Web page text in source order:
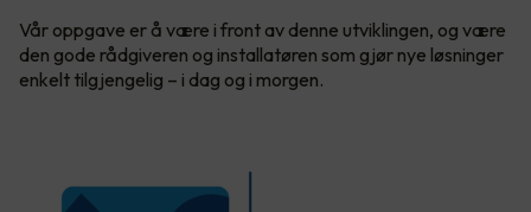
Vår oppgave er å være i front av denne utviklingen, og være
den gode rådgiveren og installatøren som gjør nye løsninger
enkelt tilgjengelig – i dag og i morgen.